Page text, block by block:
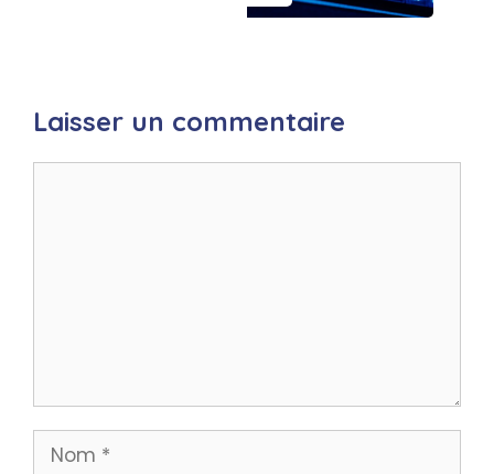
Laisser un commentaire
Nom